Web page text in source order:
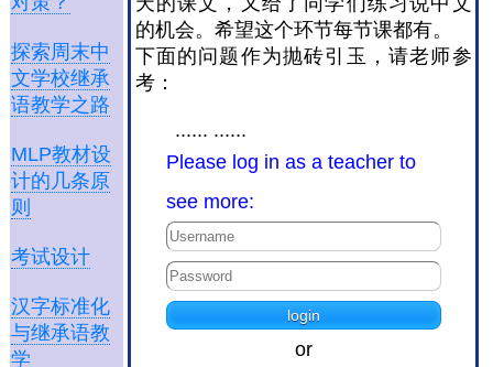
探索周末中
文学校继承
语教学之路
MLP教材设
计的几条原
则
考试设计
汉字标准化
与继承语教
学
的机会。希望这个环节每节课都有。
下面的问题作为抛砖引玉，请老师参
考：
...... ......
Please log in as a teacher to
see more:
or